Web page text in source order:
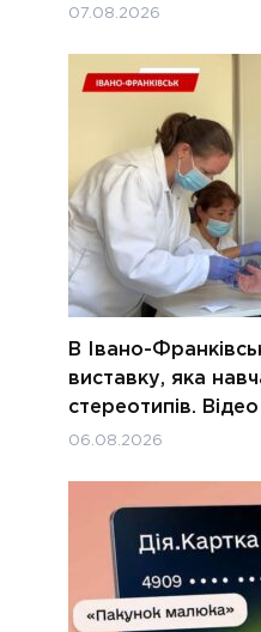
07.08.2026
В Івано-
виставку, яка
стереотипів. Відео
06.08.2026